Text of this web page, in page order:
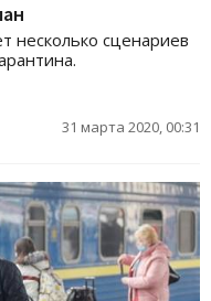
несколько сценариев
31 марта 2020, 00:31